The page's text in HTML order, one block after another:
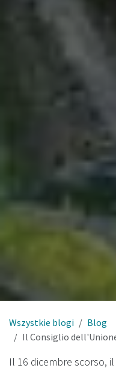
Wszystkie blogi
Blog
Il Consiglio dell'Unione Europea ha
Il 16 dicembre scorso,